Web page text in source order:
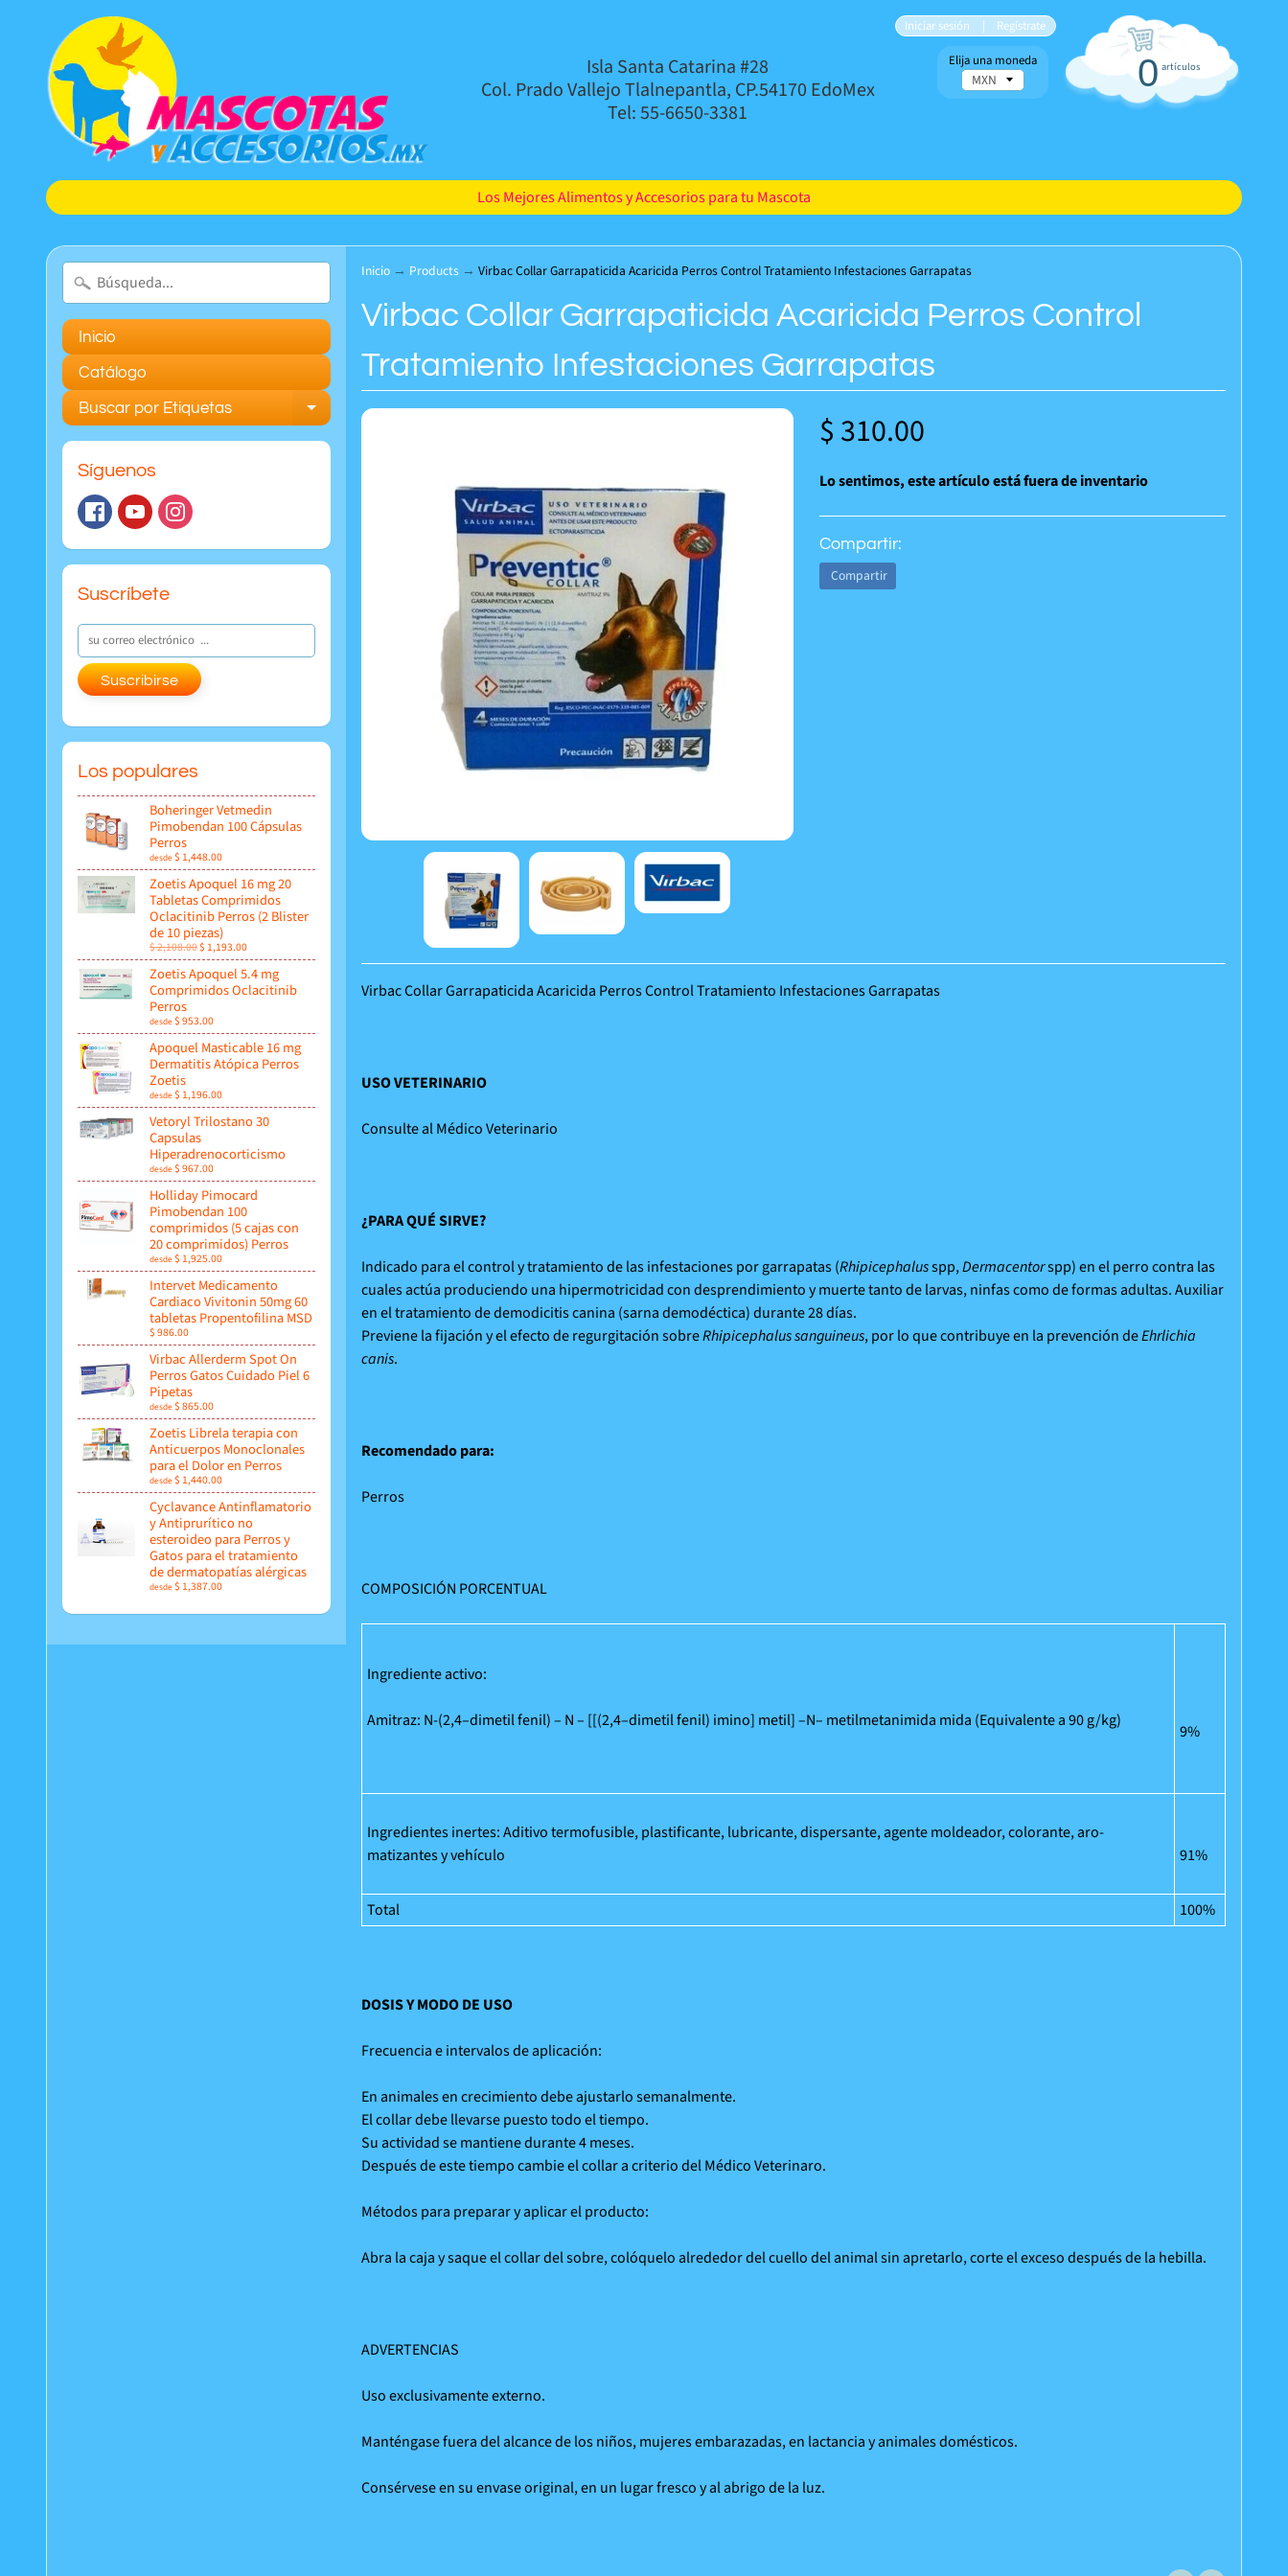
Isla Santa Catarina #28
Col. Prado Vallejo Tlalnepantla, CP.54170 EdoMex
Tel: 55-6650-3381
Iniciar sesión | Regístrate
0 artículos
Los Mejores Alimentos y Accesorios para tu Mascota
Elija una moneda
Inicio
Catálogo
Buscar por Etiquetas Expand child menu
Síguenos
Suscríbete
Suscribirse
Los populares
Boheringer Vetmedin
Pimobendan 100 Cápsulas
Perros
desde$ 1,448.00
Zoetis Apoquel 16 mg 20
Tabletas Comprimidos
Oclacitinib Perros (2 Blister
de 10 piezas)
$ 2,108.00$ 1,193.00
Zoetis Apoquel 5.4 mg
Comprimidos Oclacitinib
Perros
desde$ 953.00
Apoquel Masticable 16 mg
Dermatitis Atópica Perros
Zoetis
desde$ 1,196.00
Vetoryl Trilostano 30
Capsulas
Hiperadrenocorticismo
desde$ 967.00
Holliday Pimocard
Pimobendan 100
comprimidos (5 cajas con
20 comprimidos) Perros
desde$ 1,925.00
Intervet Medicamento
Cardiaco Vivitonin 50mg 60
tabletas Propentofilina MSD
$ 986.00
Virbac Allerderm Spot On
Perros Gatos Cuidado Piel 6
Pipetas
desde$ 865.00
Zoetis Librela terapia con
Anticuerpos Monoclonales
para el Dolor en Perros
desde$ 1,440.00
Cyclavance Antinflamatorio
y Antiprurítico no
esteroideo para Perros y
Gatos para el tratamiento
de dermatopatías alérgicas
desde$ 1,387.00
Inicio → Products → Virbac Collar Garrapaticida Acaricida Perros Control Tratamiento Infestaciones Garrapatas
Virbac Collar Garrapaticida Acaricida Perros Control
Tratamiento Infestaciones Garrapatas
$ 310.00
Lo sentimos, este artículo está fuera de inventario
Compartir:
Compartir
Virbac Collar Garrapaticida Acaricida Perros Control Tratamiento Infestaciones Garrapatas
USO VETERINARIO
Consulte al Médico Veterinario
¿PARA QUÉ SIRVE?
Indicado para el control y tratamiento de las infestaciones por garrapatas (Rhipicephalusspp,Dermacentorspp) en el perro contra las
cuales actúa produciendo una hipermotricidad con desprendimiento y muerte tanto de larvas, ninfas como de formas adultas. Auxiliar
en el tratamiento de demodicitis canina (sarna demodéctica) durante 28 días.
Previene la fijación y el efecto de regurgitación sobreRhipicephalus sanguineus, por lo que contribuye en la prevención deEhrlichia
canis.
Recomendado para:
Perros
COMPOSICIÓN PORCENTUAL
Ingrediente activo:
Amitraz: N-(2,4–dimetil fenil) – N – [[(2,4–dimetil fenil) imino] metil] –N– metilmetanimida mida (Equivalente a 90 g/kg)
9%
Ingredientes inertes: Aditivo termofusible, plastificante, lubricante, dispersante, agente moldeador, colorante, aro­
matizantes y vehículo
91%
Total 100%
DOSIS Y MODO DE USO
Frecuencia e intervalos de aplicación:
En animales en crecimiento debe ajustarlo semanalmente.
El collar debe llevarse puesto todo el tiempo.
Su actividad se mantiene durante 4 meses.
Después de este tiempo cambie el collar a criterio del Médico Veterinaro.
Métodos para preparar y aplicar el producto:
Abra la caja y saque el collar del sobre, colóquelo alrededor del cuello del animal sin apretarlo, corte el exceso después de la hebilla.
ADVERTENCIAS
Uso exclusivamente externo.
Manténgase fuera del alcance de los niños, mujeres embarazadas, en lactancia y animales domésticos.
Consérvese en su envase original, en un lugar fresco y al abrigo de la luz.